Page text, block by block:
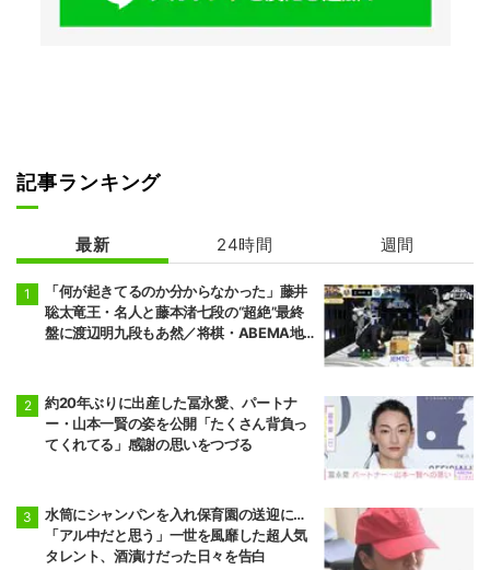
記事ランキング
最新 24時間 週間
「何が起きてるのか分からなかった」藤井
聡太竜王・名人と藤本渚七段の“超絶”最終
盤に渡辺明九段もあ然／将棋・ABEMA地
約20年ぶりに出産した冨永愛、パートナ
ー・山本一賢の姿を公開「たくさん背負っ
てくれてる」感謝の思いをつづる
水筒にシャンパンを入れ保育園の送迎に…
「アル中だと思う」一世を風靡した超人気
タレント、酒漬けだった日々を告白